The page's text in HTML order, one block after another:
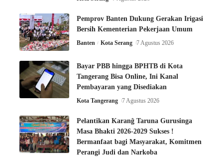
Pemprov Banten Dukung Gerakan Irigasi
Bersih Kementerian Pekerjaan Umum
Banten Kota Serang 7 Agustus 2026
Bayar PBB hingga BPHTB di Kota
Tangerang Bisa Online, Ini Kanal
Pembayaran yang Disediakan
Kota Tangerang 7 Agustus 2026
Pelantikan Karanĝ Taruna Gurusinga
Masa Bhakti 2026-2029 Sukses !
Bermanfaat bagi Masyarakat, Komitmen
Perangi Judi dan Narkoba